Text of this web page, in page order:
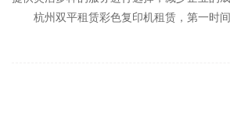
杭州双平租赁彩色复印机租赁，第一时间